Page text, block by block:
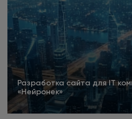
Разработка сайта для IT
«Нейронек»
Подробнее